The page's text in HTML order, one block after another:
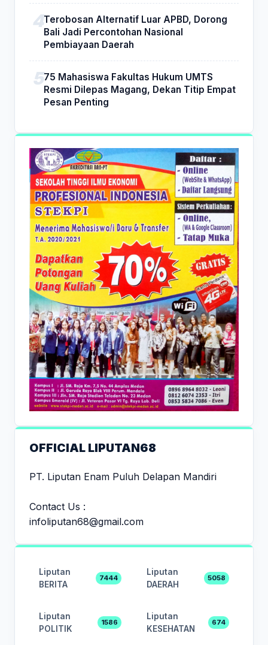
Terobosan Alternatif Luar APBD, Dorong
Bali Jadi Percontohan Nasional
Pembiayaan Daerah
75 Mahasiswa Fakultas Hukum UMTS
Resmi Dilepas Magang, Dekan Titip Empat
Pesan Penting
OFFICIAL LIPUTAN68
PT. Liputan Enam Puluh Delapan Mandiri
Contact Us :
infoliputan68@gmail.com
Liputan
BERITA
7444
Liputan
DAERAH
5058
Liputan
POLITIK
1586
Liputan
KESEHATAN
674